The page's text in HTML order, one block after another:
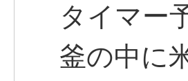
タイマー
釜の中に